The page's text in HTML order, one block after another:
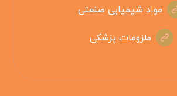
مواد شیمیایی صنعتی
ملزومات پزشکی